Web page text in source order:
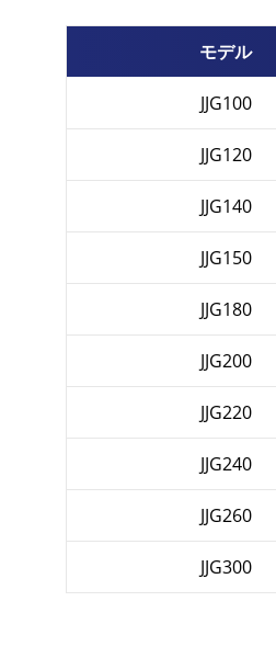
モデル
JJG100
JJG120
JJG140
JJG150
JJG180
JJG200
JJG220
JJG240
JJG260
JJG300